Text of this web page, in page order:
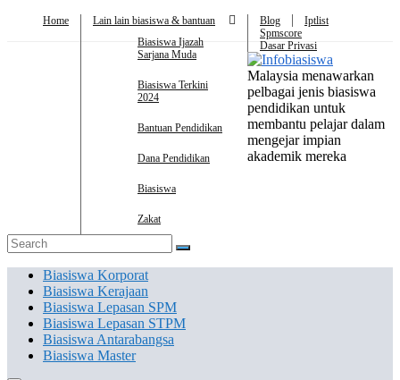
Home
Lain lain biasiswa & bantuan
Biasiswa Ijazah
Sarjana Muda
Biasiswa Terkini
2024
Bantuan Pendidikan
Dana Pendidikan
Biasiswa
Zakat
Blog
Iptlist
Spmscore
Dasar Privasi
Malaysia menawarkan
pelbagai jenis biasiswa
pendidikan untuk
membantu pelajar dalam
mengejar impian
akademik mereka
Biasiswa Korporat
Biasiswa Kerajaan
Biasiswa Lepasan SPM
Biasiswa Lepasan STPM
Biasiswa Antarabangsa
Biasiswa Master